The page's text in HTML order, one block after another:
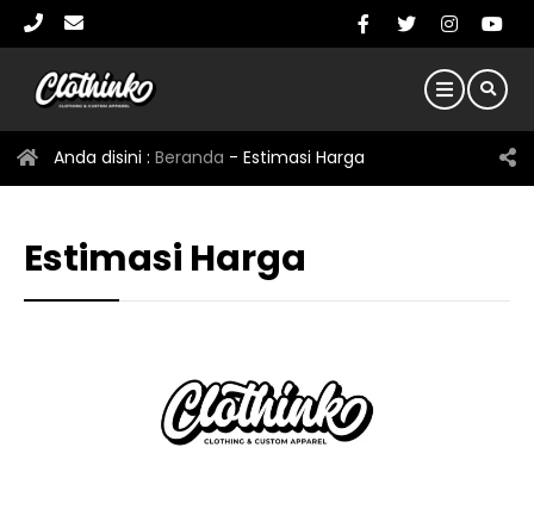
Anda disini : Beranda - Estimasi Harga
Estimasi Harga